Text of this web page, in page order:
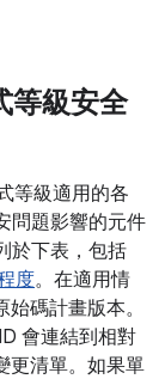
等級安全
等級適用的各
問題影響的元件
於下表，包括
度。在適用情
碼計畫版本。
會連結到相對
更清單。如果單